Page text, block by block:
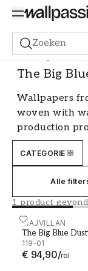
Zoeken
Behang Merk
The Big
Wallpapers
woven with
production
from start to
solvents of
structure of
CATEGORIE
Alle
1 product
MAJVILLAN
The Big Blue
Turquoise
119-01
€ 94,90/rol
The Big Blue